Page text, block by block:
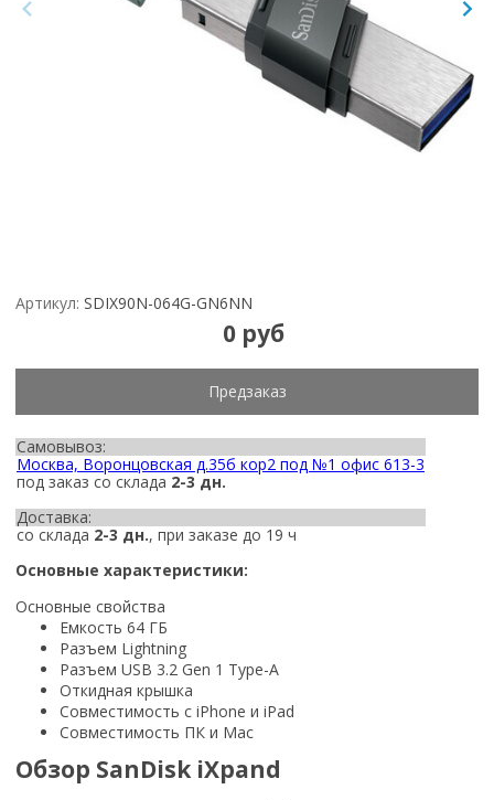
Артикул: SDIX90N-064G-GN6NN
0 руб
Предзаказ
Самовывоз:
Москва, Воронцовская д.35б кор2 под №1 офис 613-3
под заказ со склада 2-3 дн.
Доставка:
со склада 2-3 дн., при заказе до 19 ч
Основные характеристики:
Основные свойства
Емкость 64 ГБ
Разъем Lightning
Разъем USB 3.2 Gen 1 Type-A
Откидная крышка
Совместимость с iPhone и iPad
Совместимость ПК и Mac
Обзор SanDisk iXpand